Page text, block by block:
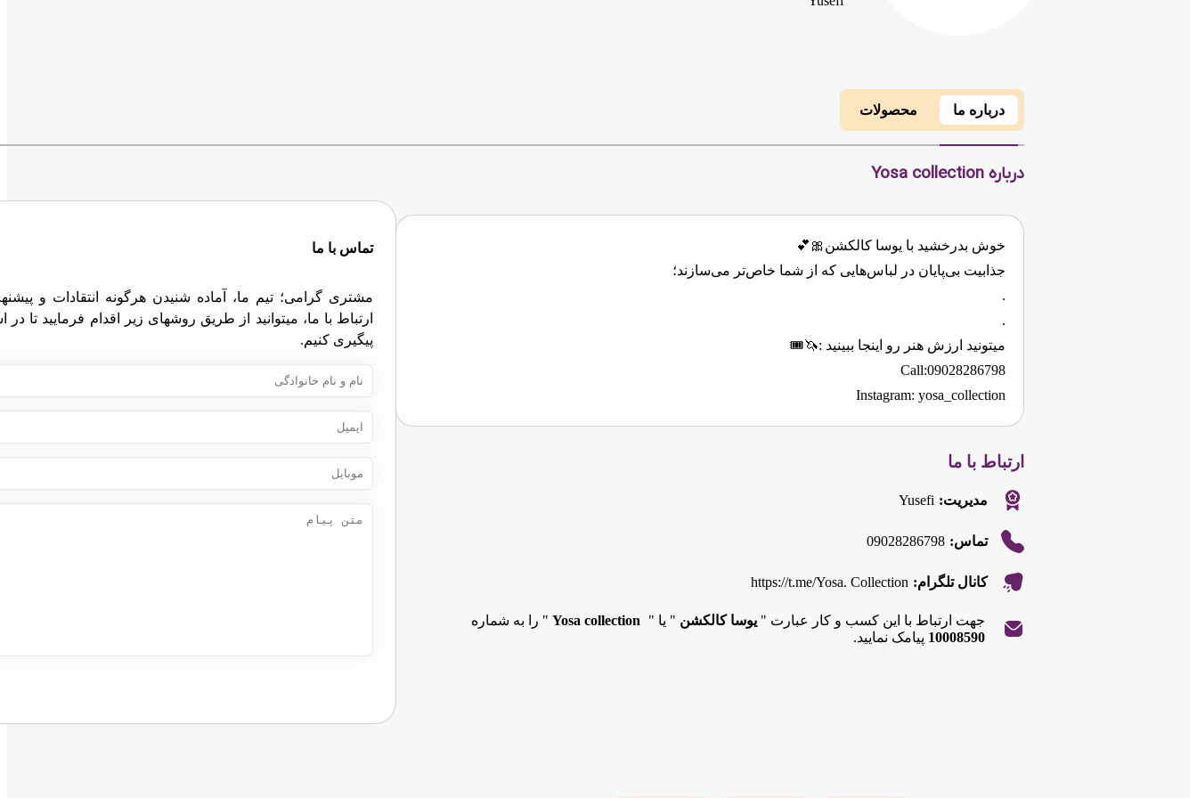
درباره ما محصولات
درباره Yosa collection
خوش بدرخشید با یوسا کالکشن🎀💕
جذابیت بی‌پایان در لباس‌هایی که از شما خاص‌تر می‌سازند؛
.
.
میتونید ارزش هنر رو اینجا ببینید :🦄🎟
Call:09028286798
Instagram: yosa_collection
ارتباط با ما
مدیریت: Yusefi
تماس: 09028286798
کانال تلگرام: https://t.me/Yosa. Collection
جهت ارتباط با این کسب و کار عبارت " یوسا کالکشن " یا " Yosa collection" را به شماره
10008590 پیامک نمایید.
تماس با ما
مشتری گرامی؛ تیم ما، آماده شنیدن هرگونه انتقادات و
ارتباط با ما، میتوانید از طریق روشهای زیر اقدام فرمایید تا
پیگیری کنیم.